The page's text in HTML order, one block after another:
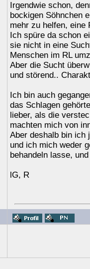
Irgendwie schon,
bockigen Söhnchen
mehr zu helfen, eine
Ich spüre da schon
sie nicht in eine
Menschen im RL
Aber die Sucht
und störend..
Ich bin auch
das Schlagen
lieber, als die
machten mich von
Aber deshalb bin ich
und ich mich weder
behandeln lasse,
lG, R